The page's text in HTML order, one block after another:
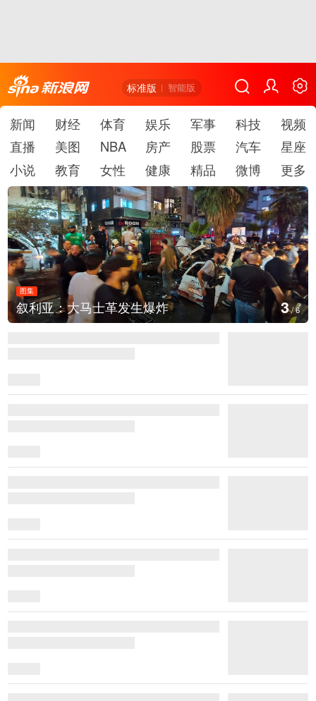
标准版 智能版
新闻 财经 体育 娱乐 军事 科技
视频
直播
美图 NBA 房产 股票 汽车
星座
小说
教育 女性 健康 精品 微博 更多
图集
叙利亚：大马士革发生爆炸 4/6